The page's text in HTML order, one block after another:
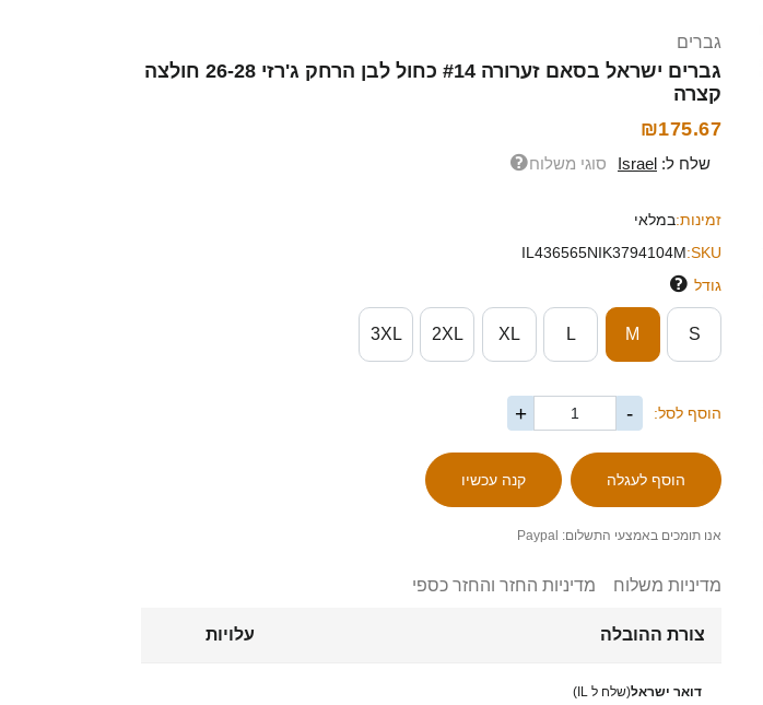
גברים
גברים ישראל בסאם זערורה #14 כחול לבן הרחק ג'רזי 26-28 חולצה
קצרה
₪175.67
שלח ל: Israel סוגי משלוח
זמינות:במלאי
SKU:
IL436565NIK3794104M
גודל
S
M
L
XL
2XL
3XL
הוסף לסל: -
+
אנו תומכים באמצעי התשלום: Paypal
מדיניות משלוח מדיניות החזר והחזר כספי
צורת ההובלה עלויות
דואר ישראל(שלח ל IL)